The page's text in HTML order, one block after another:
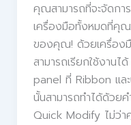
คุณสามารถที่จะจัดกา
เครื่องมือทั้งหมดที่คุ
ของคุณ! ด้วยเครื่อง
สามารถเรียกใช้งาน
panel ที่ Ribbon แล
นั้นสามารถทำได้ด้วย
Quick Modify ไม่ว่